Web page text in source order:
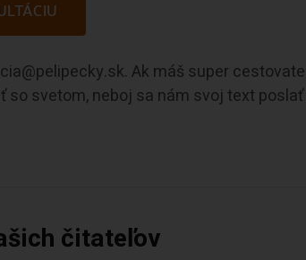
Ak máš super
so svetom, neboj sa nám svoj text
čitateľov